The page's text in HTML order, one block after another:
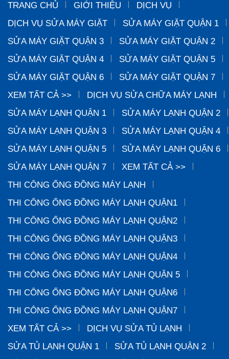
TRANG CHỦ GIỚI THIỆU
DỊCH VỤ
DỊCH VỤ SỬA MÁY GIẶT
SỬA MÁY GIẶT QUẬN 1
SỬA MÁY GIẶT QUẬN 3
SỬA MÁY GIẶT QUẬN 2
SỬA MÁY GIẶT QUẬN 4
SỬA MÁY GIẶT QUẬN 5
SỬA MÁY GIẶT QUẬN 6
SỬA MÁY GIẶT QUẬN 7
XEM TẤT CẢ >>
DỊCH VỤ SỬA CHỮA MÁY LẠNH
SỬA MÁY LẠNH QUẬN 1
SỬA MÁY LẠNH QUẬN 2
SỬA MÁY LẠNH QUẬN 3
SỬA MÁY LẠNH QUẬN 4
SỬA MÁY LẠNH QUẬN 5
SỬA MÁY LẠNH QUẬN 6
SỬA MÁY LẠNH QUẬN 7
XEM TẤT CẢ >>
THI CÔNG ỐNG ĐỒNG MÁY LẠNH
THI CÔNG ỐNG ĐỒNG MÁY LẠNH QUẬN1
THI CÔNG ỐNG ĐỒNG MÁY LẠNH QUẬN2
THI CÔNG ỐNG ĐỒNG MÁY LẠNH QUẬN3
THI CÔNG ỐNG ĐỒNG MÁY LẠNH QUẬN4
THI CÔNG ỐNG ĐỒNG MÁY LẠNH QUẬN 5
THI CÔNG ỐNG ĐỒNG MÁY LẠNH QUẬN6
THI CÔNG ỐNG ĐỒNG MÁY LẠNH QUẬN7
XEM TẤT CẢ >>
DỊCH VỤ SỬA TỦ LẠNH
SỬA TỦ LẠNH QUẬN 1
SỬA TỦ LẠNH QUẬN 2